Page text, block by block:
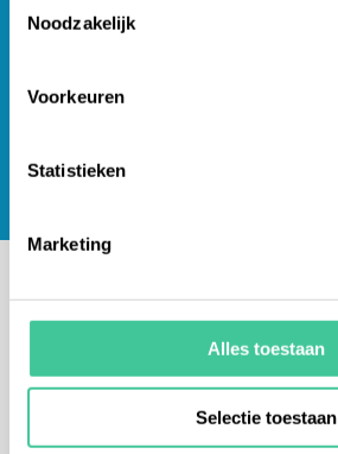
Noodzakelijk
Voorkeuren
Statistieken
Marketing
Alles toestaan
Selectie toestaan
Nieuws